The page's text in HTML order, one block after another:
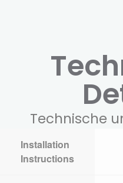
Technische
Installation
Instructions